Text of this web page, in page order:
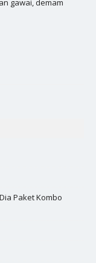
gawai, demam
Paket Kombo